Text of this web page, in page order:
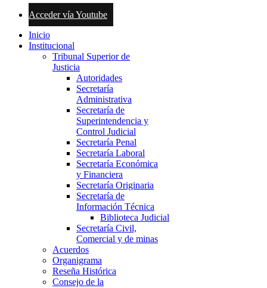
Acceder vía Youtube
Inicio
Institucional
Tribunal Superior de
Justicia
Autoridades
Secretaría
Administrativa
Secretaría de
Superintendencia y
Control Judicial
Secretaría Penal
Secretaría Laboral
Secretaría Económica
y Financiera
Secretaría Originaria
Secretaría de
Información Técnica
Biblioteca Judicial
Secretaría Civil,
Comercial y de minas
Acuerdos
Organigrama
Reseña Histórica
Consejo de la